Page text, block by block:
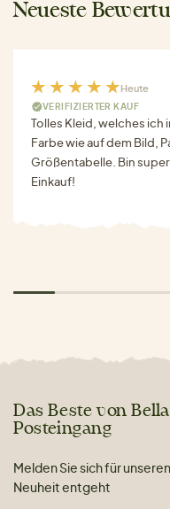
Neueste
Heute
VERIFIZIERTER KAUF
Tolles Kleid, welches ich
Farbe wie auf dem Bild,
Größentabelle. Bin
Einkauf!
Das Beste von
Posteingang
Melden Sie sich für
Neuheit entgeht